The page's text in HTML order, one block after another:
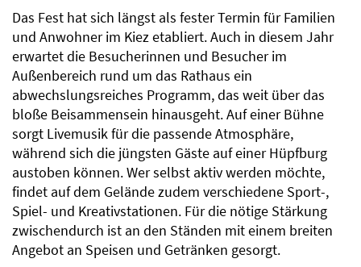
Das Fest hat sich längst als fester Termin für Familien
und Anwohner im Kiez etabliert. Auch in diesem Jahr
erwartet die Besucherinnen und Besucher im
Außenbereich rund um das Rathaus ein
abwechslungsreiches Programm, das weit über das
bloße Beisammensein hinausgeht. Auf einer Bühne
sorgt Livemusik für die passende Atmosphäre,
während sich die jüngsten Gäste auf einer Hüpfburg
austoben können. Wer selbst aktiv werden möchte,
findet auf dem Gelände zudem verschiedene Sport-,
Spiel- und Kreativstationen. Für die nötige Stärkung
zwischendurch ist an den Ständen mit einem breiten
Angebot an Speisen und Getränken gesorgt.